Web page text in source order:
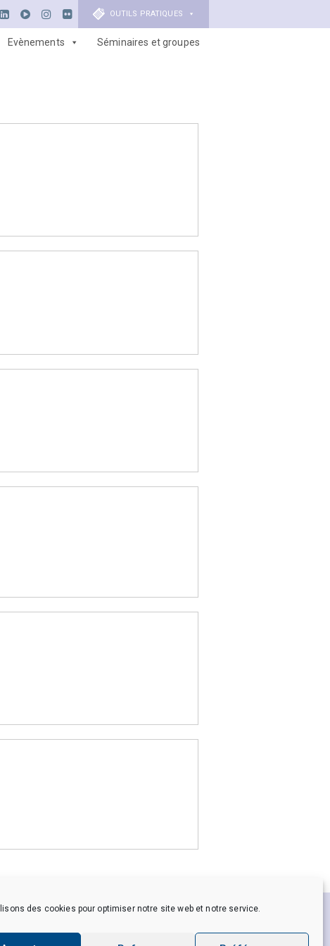
des cookies pour optimiser notre site web et notre service.
OUTILS PRATIQUES
Evènements Séminaires et groupes
personnelles